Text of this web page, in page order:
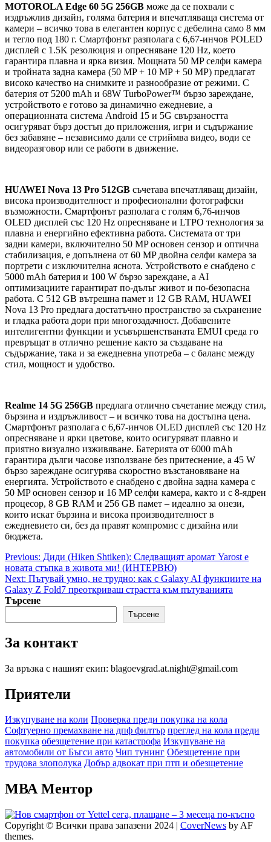
MOTOROLA Edge 60 5G 256GB може да се похвали с
издръжлив дизайн, голяма батерия и впечатляваща система от
камери – всичко това в елегантен корпус с дебелина само 8 мм
и тегло под 180 г. Смартфонът разполага с 6,67-инчов POLED
дисплей с 1.5K резолюция и опресняване 120 Hz, което
гарантира плавна и ярка визия. Мощната 50 MP селфи камера
и тройната задна камера (50 MP + 10 MP + 50 MP) предлагат
високо качество на снимките и разнообразие от режими. С
батерия от 5200 mAh и 68W TurboPower™ бързо зареждане,
устройството е готово за динамично ежедневие, а
операционната система Android 15 и 5G свързаността
осигуряват бърз достъп до приложения, игри и съдържание
без забавяне – независимо дали се стриймва видео, води се
видеоразговор или се работи в движение.
HUAWEI Nova 13 Pro 512GB съчетава впечатляващ дизайн,
висока производителност и професионални фотографски
възможности. Смартфонът разполага с голям 6,76-инчов
OLED дисплей със 120 Hz опресняване и LTPO технология за
плавна и енергийно ефективна работа. Системата от три
задни камери, включително 50 MP основен сензор и оптична
стабилизация, е допълнена от 60 MP двойна селфи камера за
портрети с изключителна яснота. Устройството е снабдено с
5000 mAh батерия и 100 W бързо зареждане, а AI
оптимизациите гарантират по-дълъг живот и по-безопасна
работа. С 512 GB вътрешна памет и 12 GB RAM, HUAWEI
Nova 13 Pro предлага достатъчно пространство за съхранение
и гладка работа дори при многозадачност. Добавените
интелигентни функции и усъвършенстваната EMUI среда го
превръщат в отлично решение както за създаване на
съдържание, така и за ежедневна употреба – с баланс между
стил, мощност и удобство.
Realme 14 5G 256GB предлага отлично съчетание между стил,
бързина и издръжливост – и всичко това на достъпна цена.
Смартфонът разполага с 6,67-инчов OLED дисплей със 120 Hz
опресняване и ярки цветове, които осигуряват плавно и
приятно визуално изживяване. Батерията от 6000 mAh
гарантира дълги часове използване без притеснение, а 45 W
бързо зареждане осигурява скоростно възстановяване на
енергията. Устройството е снабдено с двойна задна камера с
50 MP основен сензор и 16 MP селфи камера, както и с 8-ядрен
процесор, 8 GB RAM и 256 GB памет – идеално за онези,
които искат бързина и висока производителност в
ежедневието си, без да правят компромис с дизайна или
бюджета.
Post
navigation
Previous: Диди (Hiken Shtiken): Следващият аромат Yarost е
новата стъпка в живота ми! (ИНТЕРВЮ)
Next: Пътувай умно, не трудно: как с Galaxy AI функциите на
Galaxy Z Fold7 преоткриваш страстта към пътуванията
Търсене
Търсене
За контакт
За връзка с нашият екип: blagoevgrad.at.night@gmail.com
Приятели
Изкупуване на коли Проверка преди покупка на кола
Софтуерно премахване на дпф филтър преглед на кола преди
покупка обезщетение при катастрофа Изкупуване на
автомобили от Бъгси авто Чип тунинг Обезщетение при
трудова злополука Добър адвокат при птп и обезщетение
МВА Ментор
Copyright © Всички права запазени 2024 | CoverNews by AF
themes.